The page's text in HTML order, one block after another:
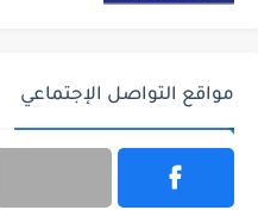
مواقع التواصل الإجتماعي